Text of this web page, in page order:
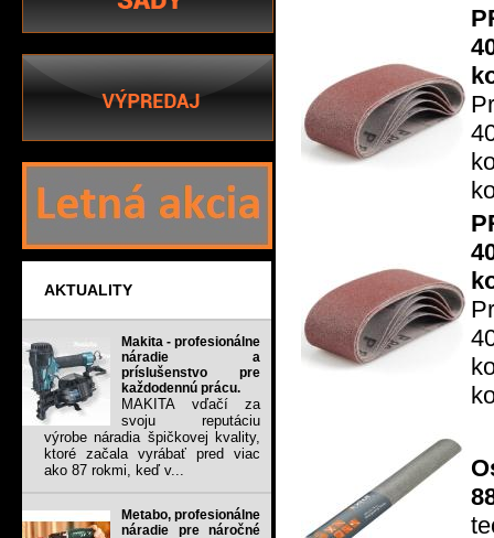
AKTUALITY
Makita - profesionálne
náradie a
príslušenstvo pre
každodennú prácu.
MAKITA vďačí za
svoju reputáciu
výrobe náradia špičkovej kvality,
ktoré začala vyrábať pred viac
ako 87 rokmi, keď v...
Metabo, profesionálne
náradie pre náročné